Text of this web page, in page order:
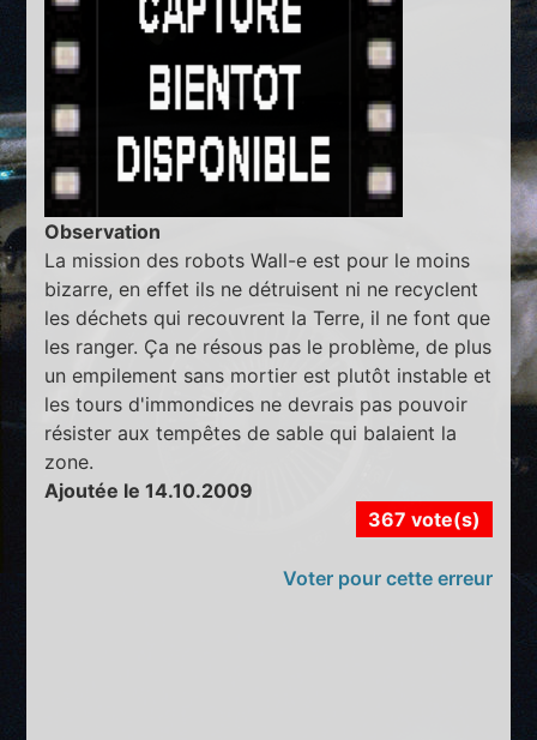
Observation
La mission des robots Wall-e est pour le moins
bizarre, en effet ils ne détruisent ni ne recyclent
les déchets qui recouvrent la Terre, il ne font que
les ranger. Ça ne résous pas le problème, de plus
un empilement sans mortier est plutôt instable et
les tours d'immondices ne devrais pas pouvoir
résister aux tempêtes de sable qui balaient la
zone.
Ajoutée le 14.10.2009
367 vote(s)
Voter pour cette erreur